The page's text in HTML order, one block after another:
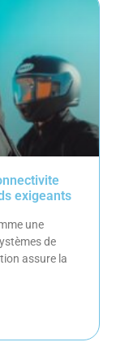
exigeants
une
de
assure la